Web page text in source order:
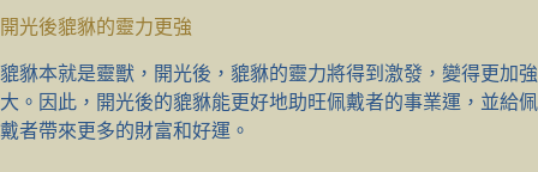
開光後貔貅的靈力更強
貔貅本就是靈獸，開光後，貔貅的靈力將得到激發，變得更加強
大。因此，開光後的貔貅能更好地助旺佩戴者的事業運，並給佩
戴者帶來更多的財富和好運。